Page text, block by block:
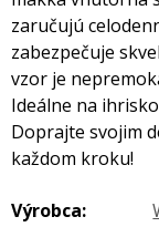
zaručujú
zabezpečuje
vzor je
Ideálne na
Doprajte svojim
každom kroku!
Výrobca: